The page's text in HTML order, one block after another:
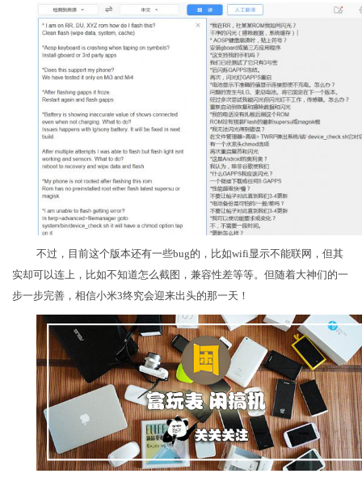
不过，目前这个版本还有一些bug的，比如wifi显示不能联网，但其
实却可以连上，比如不知道怎么截图，兼容性差等等。但随着大神们的一
步一步完善，相信小米3终究会迎来出头的那一天！